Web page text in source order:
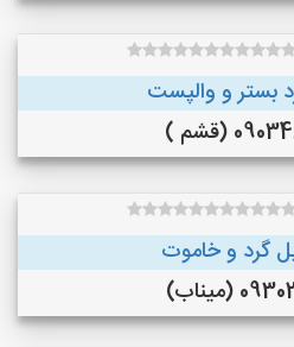
بستر و والپست
(قشم )
گرد و خاموت
(میناب)